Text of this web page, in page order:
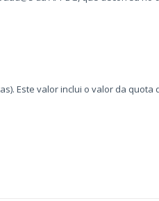
Este valor inclui o valor da quota